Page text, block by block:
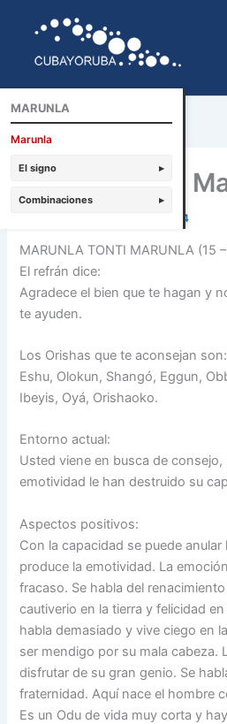
contenido
Marunla tonti
febrero 8, 2014
MARUNLA TONTI MARUNLA (15
El refrán dice:
Agradece el bien que te hagan y
te ayuden.
Los Orishas que te aconsejan son:
Eshu, Olokun, Shangó, Eggun,
Ibeyis, Oyá, Orishaoko.
Entorno actual:
Usted viene en busca de
emotividad le han destruido su
Aspectos positivos:
Con la capacidad se puede
produce la emotividad. La
fracaso. Se habla del
cautiverio en la tierra y felicidad
habla demasiado y vive ciego en
ser mendigo por su mala cabeza.
disfrutar de su gran genio. Se
fraternidad. Aquí nace el hombre
Es un Odu de vida muy corta y
MARUNLA
Marunla
El signo ▸
Combinaciones ▸